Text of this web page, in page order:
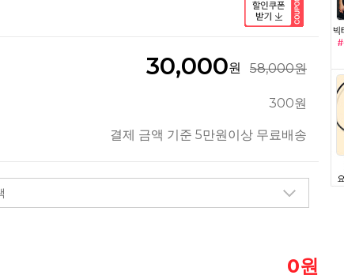
30,000원 58,000원
300원
결제 금액 기준 5만원이상 무료배송
0원